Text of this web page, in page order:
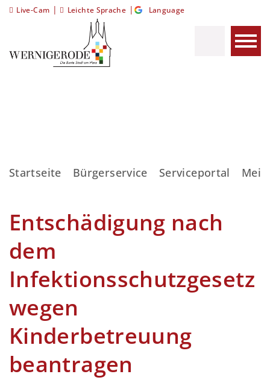
Live-Cam | Leichte Sprache | Language
Startseite Bürgerservice Serviceportal
Entschädigung nach
dem
Infektionsschutzgesetz
wegen
Kinderbetreuung
beantragen